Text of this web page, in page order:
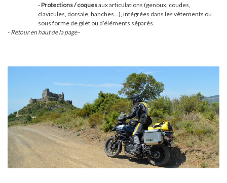
-Protections / coquesaux articulations (genoux, coudes,
clavicules, dorsale, hanches…), intégrées dans les vêtements ou
sous forme de gilet ou d’éléments séparés.
- Retour en haut de la page-